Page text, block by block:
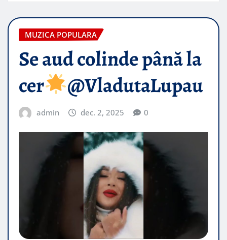
MUZICA POPULARA
Se aud colinde până la
cer
​@VladutaLupau
admin dec. 2, 2025 0